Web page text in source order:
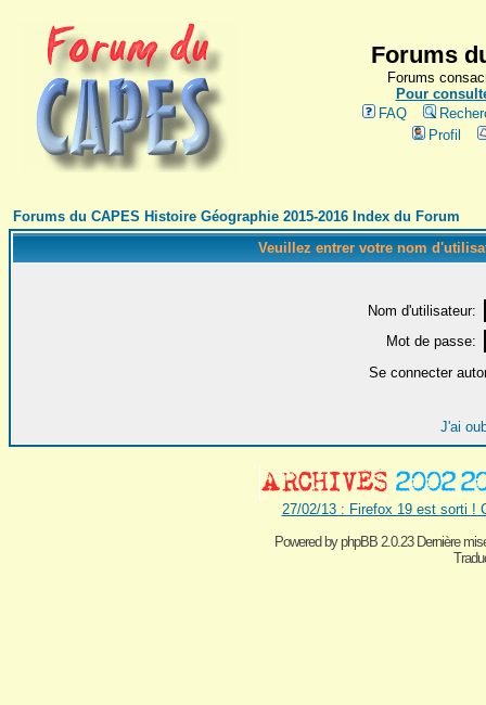
Forums
Forums
Pour
FAQ
Profil
Forums du CAPES Histoire Géographie 2015-2016 Index du Forum
Veuillez entrer votre nom
Nom d'utilisateur:
Mot de passe:
Se connecter
J'ai
27/02/13 : Firefox 19 est sorti !
Powered byphpBB 2.0.23 Dernière